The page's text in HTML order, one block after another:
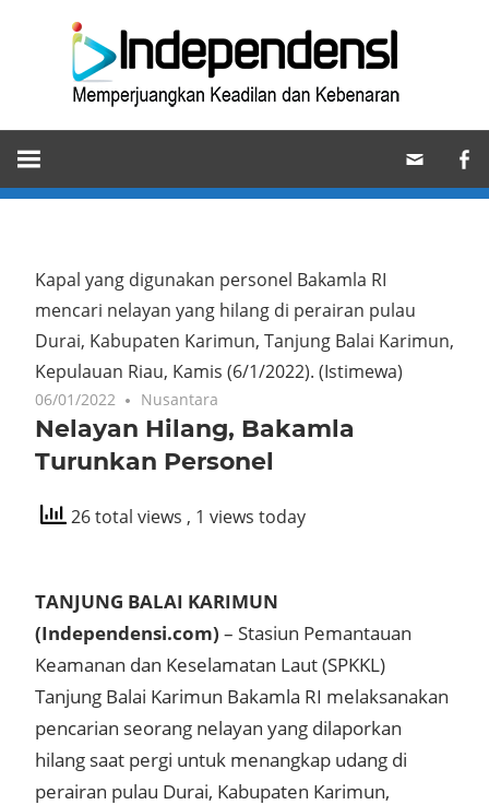
Memperjuangkan
Keadilan
dan
Kapal yang digunakan personel Bakamla RI
mencari nelayan yang hilang di perairan pulau
Durai, Kabupaten Karimun, Tanjung Balai Karimun,
Kepulauan Riau, Kamis (6/1/2022). (Istimewa)
06/01/2022 Nusantara
Nelayan Hilang, Bakamla
Turunkan Personel
26 total views , 1 views today
TANJUNG BALAI KARIMUN
(Independensi.com) – Stasiun Pemantauan
Keamanan dan Keselamatan Laut (SPKKL)
Tanjung Balai Karimun Bakamla RI melaksanakan
pencarian seorang nelayan yang dilaporkan
hilang saat pergi untuk menangkap udang di
perairan pulau Durai, Kabupaten Karimun,